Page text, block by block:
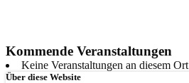
Kommende Veranstaltungen
Keine Veranstaltungen an diesem Ort
Über diese Website